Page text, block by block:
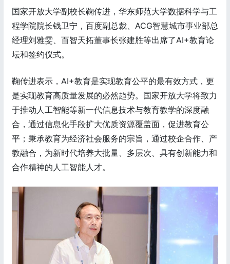
国家开放大学副校长鞠传进，华东师范大学数据科学与工
程学院院长钱卫宁，百度副总裁、ACG智慧城市事业部总
经理刘雅雯、百智天拓董事长张建胜等出席了AI+教育论
坛和签约仪式。
鞠传进表示，AI+教育是实现教育公平的最有效方式，更
是实现教育高质量发展的必然趋势。国家开放大学将致力
于推动人工智能等新一代信息技术与教育教学的深度融
合，通过信息化手段扩大优质资源覆盖面，促进教育公
平；秉承教育为经济社会服务的宗旨，通过校企合作、产
教融合，为新时代培养大批量、多层次、具有创新能力和
合作精神的人工智能人才。